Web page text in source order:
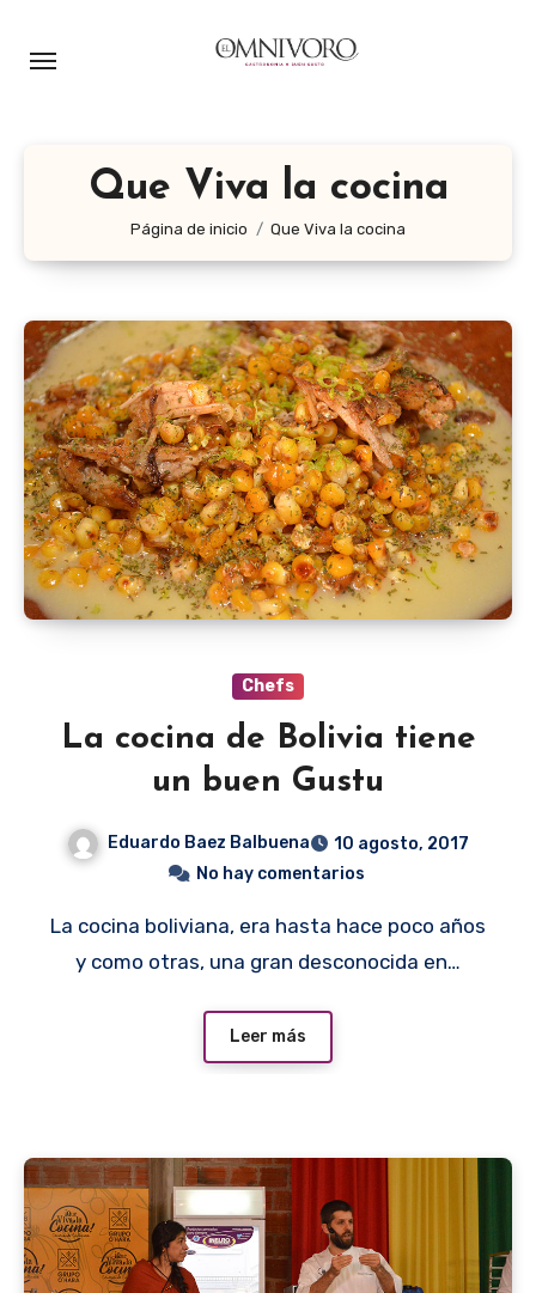
Que Viva la cocina
Página de inicio Que Viva la cocina
Chefs
La cocina de Bolivia tiene
un buen Gustu
Eduardo Baez Balbuena
10 agosto, 2017
No hay comentarios
La cocina boliviana, era hasta hace poco años
y como otras, una gran desconocida en…
Leer más